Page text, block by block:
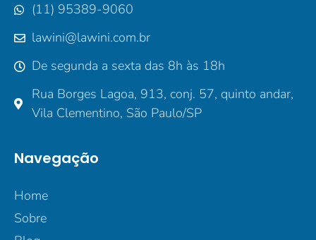
(11) 95389-9060
lawini@lawini.com.br
De segunda a sexta das 8h às 18h
Rua Borges Lagoa, 913, conj. 57, quinto andar,
Vila Clementino, São Paulo/SP
Navegação
Home
Sobre